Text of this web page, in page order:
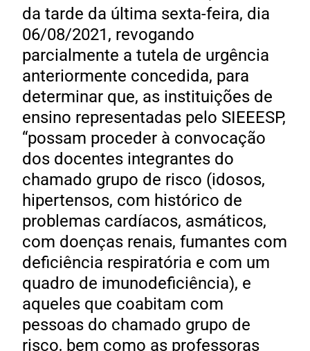
da tarde da última sexta-feira, dia
06/08/2021, revogando
parcialmente a tutela de urgência
anteriormente concedida, para
determinar que, as instituições de
ensino representadas pelo SIEEESP,
“possam proceder à convocação
dos docentes integrantes do
chamado grupo de risco (idosos,
hipertensos, com histórico de
problemas cardíacos, asmáticos,
com doenças renais, fumantes com
deficiência respiratória e com um
quadro de imunodeficiência), e
aqueles que coabitam com
pessoas do chamado grupo de
risco, bem como as professoras